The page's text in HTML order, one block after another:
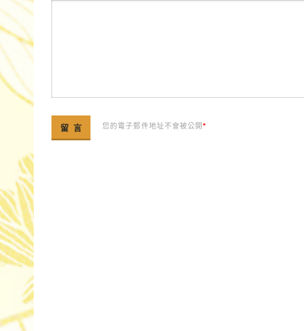
您的電子郵件地址不會被公開*